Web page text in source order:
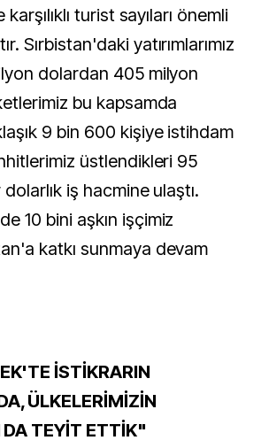
turist sayıları önemli
Sırbistan'daki yatırımlarımız
dolardan 405 milyon
bu kapsamda
9 bin 600 kişiye istihdam
üstlendikleri 95
iş hacmine ulaştı.
10 bini aşkın işçimiz
katkı sunmaya devam
İSTİKRARIN
ÜLKELERİMİZİN
DA TEYİT ETTİK"